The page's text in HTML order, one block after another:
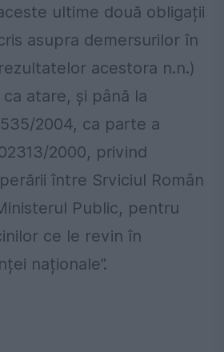
ultime două obligații
asupra demersurilor în
acestora n.n.)
atare, și până la
2004, ca parte a
2000, privind
între Srviciul Român
Public, pentru
ce le revin în
naționale”.